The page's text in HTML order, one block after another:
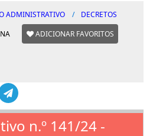
ADMINISTRATIVO
DECRETOS
ADICIONAR FAVORITOS
n.º 141/24 -